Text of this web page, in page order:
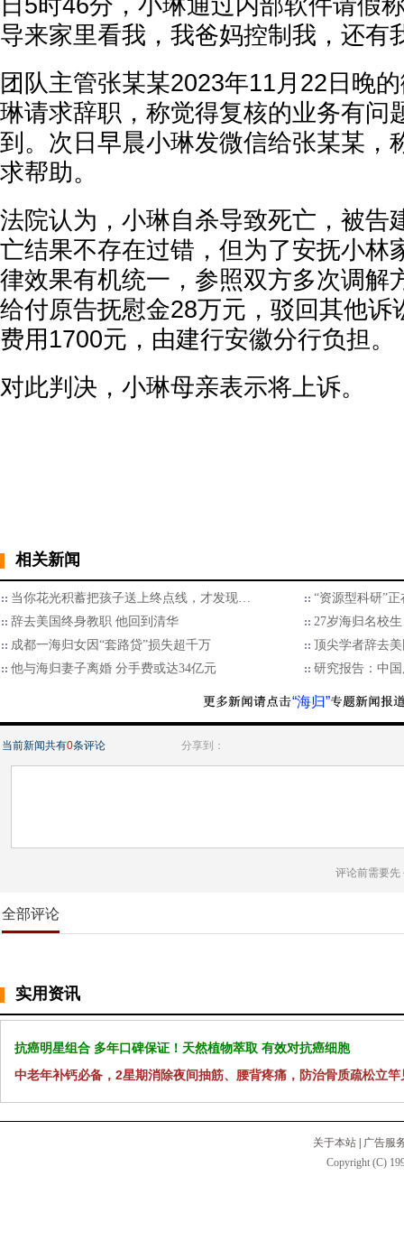
日5时46分，小琳通过内部软件请假
导来家里看我，我爸妈控制我，还有
团队主管张某某2023年11月22日晚
琳请求辞职，称觉得复核的业务有问
到。次日早晨小琳发微信给张某某，
求帮助。
法院认为，小琳自杀导致死亡，被告
亡结果不存在过错，但为了安抚小林
律效果有机统一，参照双方多次调解
给付原告抚慰金28万元，驳回其他诉
费用1700元，由建行安徽分行负担。
对此判决，小琳母亲表示将上诉。
相关新闻
当你花光积蓄把孩子送上终点线，才发现…
“资源型科研”
辞去美国终身教职 他回到清华
27岁海归名校
成都一海归女因“套路贷”损失超千万
顶尖学者辞去
他与海归妻子离婚 分手费或达34亿元
研究报告：中
“海归”
当前新闻共有0条评论 分享到：
评论前需要先
全部评论
实用资讯
抗癌明星组合 多年口碑保证！天然植物萃取 有效对抗癌细胞
中老年补钙必备，2星期消除夜间抽筋、腰背疼痛，防治骨质疏松立竿
关于本站
广告服
Copyright (C)